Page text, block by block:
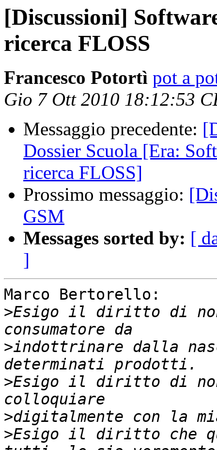
[Discussioni]
ricerca FLOSS
Francesco Potortì pot a
Gio 7 Ott 2010 18:12:53
Messaggio precedente:
Dossier Scuola [Era:
ricerca FLOSS]
Prossimo messaggio:
GSM
Messages sorted by: [
]
Marco Bertorello:
>Esigo il diritto di
>indottrinare dalla
>Esigo il diritto di non
>
>Esigo il diritto che